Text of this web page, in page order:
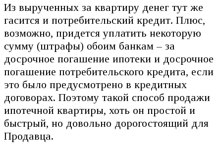
Из вырученных за квартиру денег тут же
гасится и потребительский кредит. Плюс,
возможно, придется уплатить некоторую
сумму (штрафы) обоим банкам – за
досрочное погашение ипотеки и досрочное
погашение потребительского кредита, если
это было предусмотрено в кредитных
договорах. Поэтому такой способ продажи
ипотечной квартиры, хоть он простой и
быстрый, но довольно дорогостоящий для
Продавца.